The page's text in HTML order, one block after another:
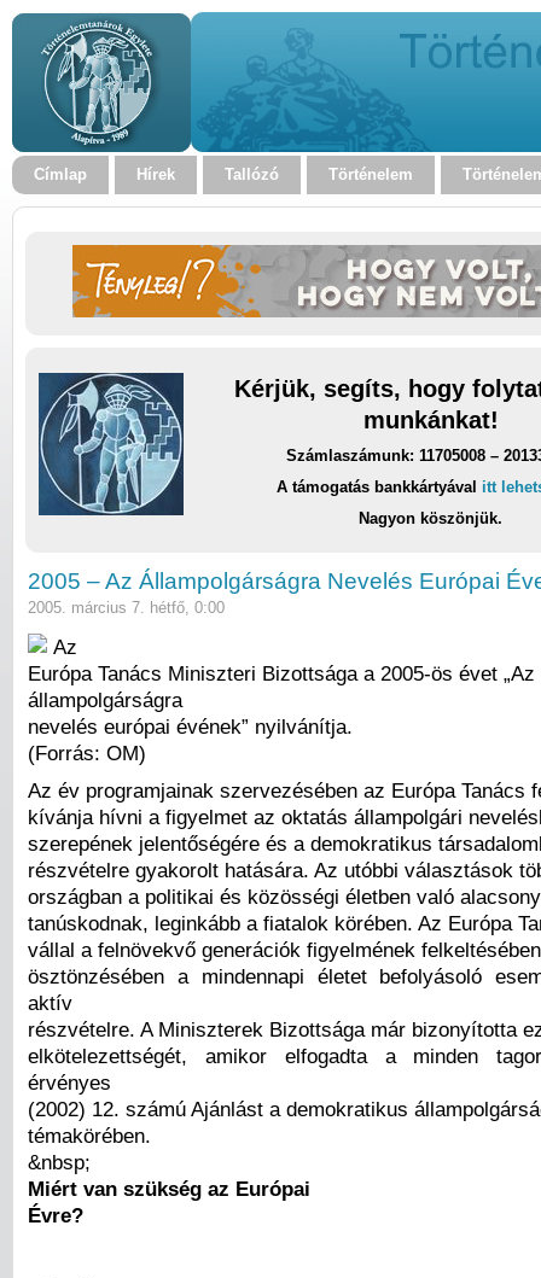
Címlap Hírek Tallózó Történelem
Kérjük, segíts, hogy
munkánkat!
Számlaszámunk: 11705008 –
A támogatás bankkártyával itt
Nagyon köszönjük.
2005 – Az Állampolgárságra Nevelés Európai
2005. március 7. hétfő, 0:00
Az
Európa Tanács Miniszteri Bizottsága a 2005-ös évet „Az
állampolgárságra
nevelés európai évének” nyilvánítja.
(Forrás: OM)
Az év programjainak szervezésében az Európa Tanács
kívánja hívni a figyelmet az oktatás állampolgári
szerepének jelentőségére és a demokratikus
részvételre gyakorolt hatására. Az utóbbi választások
országban a politikai és közösségi életben való
tanúskodnak, leginkább a fiatalok körében. Az Európa
vállal a felnövekvő generációk figyelmének
ösztönzésében a mindennapi életet befolyásoló
aktív
részvételre. A Miniszterek Bizottsága már bizonyította
elkötelezettségét, amikor elfogadta a minden
érvényes
(2002) 12. számú Ajánlást a demokratikus
témakörében.
&nbsp;
Miért van szükség az Európai
Évre?